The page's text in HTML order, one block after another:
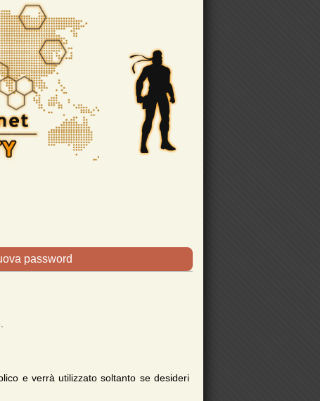
password
e verrà utilizzato soltanto se desideri